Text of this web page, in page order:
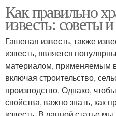
Как правильно
известь: советы
Гашеная известь, также
известь, является
материалом, применяемым
включая строительство,
производство. Однако,
свойства, важно знать, как